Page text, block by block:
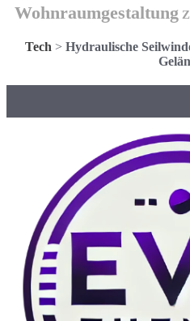
Wohnraumgestaltung
Tech > Hydraulische